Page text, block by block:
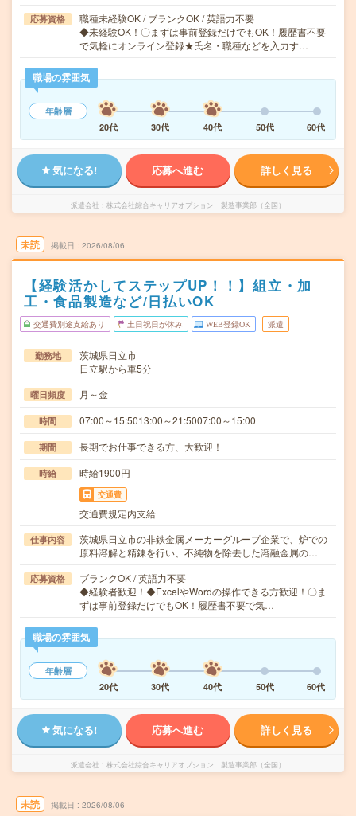
応募資格
職種未経験OK / ブランクOK / 英語力不要
◆未経験OK！〇まずは事前登録だけでもOK！履歴書不要
で気軽にオンライン登録★氏名・職種などを入力す…
職場の雰囲気
年齢層
20代
30代 40代 50代 60代
気になる! 応募へ進む 詳しく見る
派遣会社 株式会社綜合キャリアオプション 製造事業部（全国）
未読 掲載日 2026/08/06
【経験活かしてステップUP！！】組立・加
工・食品製造など/日払いOK
交通費別途支給あり 土日祝日が休み WEB登録OK 派遣
勤務地
茨城県日立市
日立駅から車5分
曜日頻度 月～金
時間 07:00～15:5013:00～21:5007:00～15:00
期間 長期でお仕事できる方、大歓迎！
時給 時給1900円
交通費
交通費規定内支給
仕事内容
茨城県日立市の非鉄金属メーカーグループ企業で、炉での
原料溶解と精錬を行い、不純物を除去した溶融金属の…
応募資格
ブランクOK / 英語力不要
◆経験者歓迎！◆ExcelやWordの操作できる方歓迎！〇ま
ずは事前登録だけでもOK！履歴書不要で気…
職場の雰囲気
年齢層
20代
30代 40代 50代 60代
気になる! 応募へ進む 詳しく見る
派遣会社 株式会社綜合キャリアオプション 製造事業部（全国）
未読 掲載日 2026/08/06